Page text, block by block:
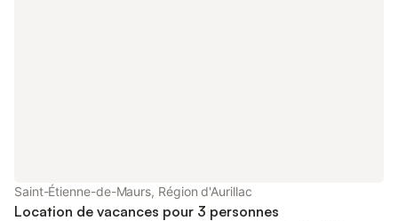
Saint-Étienne-de-Maurs, Région d'Aurillac
Location de vacances pour 3 personnes